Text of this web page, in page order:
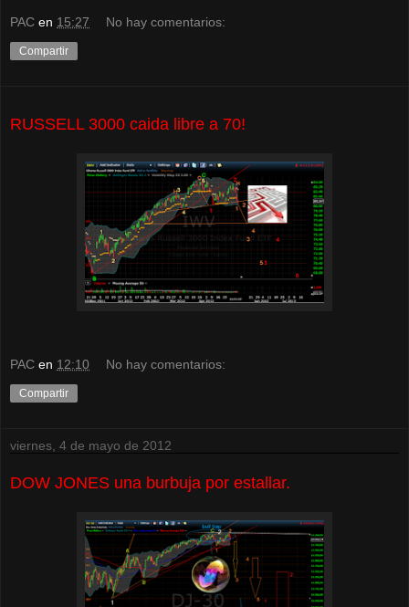
PAC en 15:27 No hay comentarios:
Compartir
RUSSELL 3000 caida libre a 70!
PAC en 12:10 No hay comentarios:
Compartir
viernes, 4 de mayo de 2012
DOW JONES una burbuja por estallar.